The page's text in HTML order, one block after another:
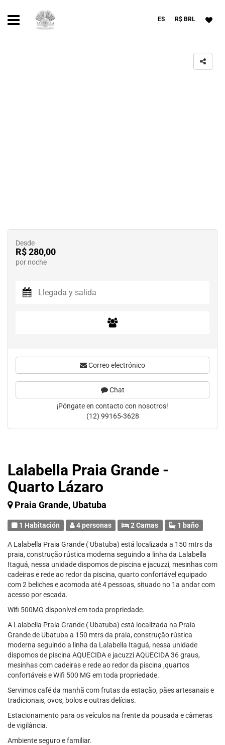
ES R$ BRL
Lalabella Praia Grande -
Quarto Lázaro
Praia Grande, Ubatuba
1 Habitación 4 personas 2 Camas 1 baño
A Lalabella Praia Grande ( Ubatuba) está localizada a 150 mtrs da
praia, construção rústica moderna seguindo a linha da Lalabella
Itaguá, nessa unidade dispomos de piscina e jacuzzi, mesinhas com
cadeiras e rede ao redor da piscina, quarto confortável equipado
com 2 beliches e acomoda até 4 pessoas, situado no 1a andar com
acesso por escada.
Wifi 500MG disponível em toda propriedade.
A Lalabella Praia Grande ( Ubatuba) está localizada na Praia
Grande de Ubatuba a 150 mtrs da praia, construção rústica
moderna seguindo a linha da Lalabella Itaguá, nessa unidade
dispomos de piscina AQUECIDA e jacuzzi AQUECIDA 36 graus,
mesinhas com cadeiras e rede ao redor da piscina ,quartos
confortáveis e Wifi 500 MG em toda propriedade.
Servimos café da manhã com frutas da estação, pães artesanais e
tradicionais, ovos, bolos e outras delícias.
Estacionamento para os veículos na frente da pousada e câmeras
de vigilância.
Ambiente seguro e familiar.
Desde
R$ 280,00
por noche
Correo electrónico
Chat
¡Póngate en contacto con nosotros!
(12) 99165-3628